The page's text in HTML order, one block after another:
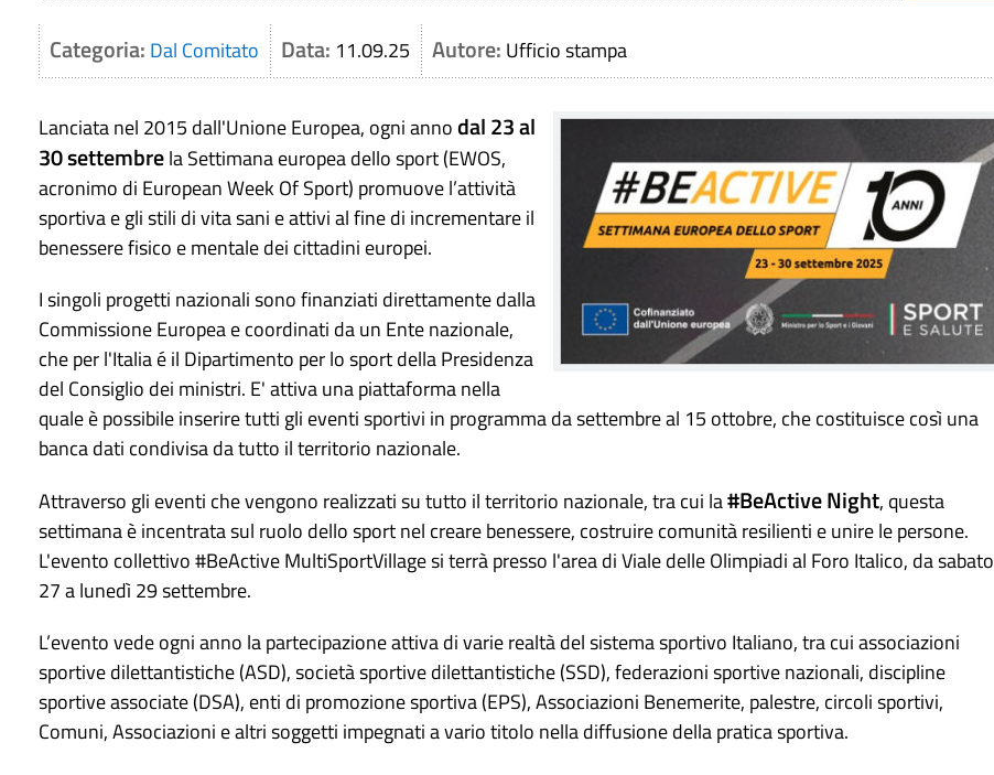
Categoria: Dal Comitato Data: 11.09.25 Autore: Ufficio stampa
Lanciata nel 2015 dall'Unione Europea, ogni annodal 23 al
30 settembrela Settimana europea dello sport (EWOS,
acronimo di European Week Of Sport) promuove l’attività
sportiva e gli stili di vita sani e attivi al fine di incrementare il
benessere fisico e mentale dei cittadini europei.
I singoli progetti nazionali sono finanziati direttamente dalla
Commissione Europea e coordinati da un Ente nazionale,
che per l'Italia é il Dipartimento per lo sport della Presidenza
del Consiglio dei ministri. E' attiva una piattaforma nella
quale è possibile inserire tutti gli eventi sportivi in programma da settembre al 15 ottobre, che costituisce così una
banca dati condivisa da tutto il territorio nazionale.
Attraverso gli eventi che vengono realizzati su tutto il territorio nazionale, tra cui la#BeActive Night, questa
settimana è incentrata sul ruolo dello sport nel creare benessere, costruire comunità resilienti e unire le persone.
L'evento collettivo #BeActive MultiSportVillage si terrà presso l'area di Viale delle Olimpiadi al Foro Italico, da sabato
27 a lunedì 29 settembre.
L’evento vede ogni anno la partecipazione attiva di varie realtà del sistema sportivo Italiano, tra cui associazioni
sportive dilettantistiche (ASD), società sportive dilettantistiche (SSD), federazioni sportive nazionali, discipline
sportive associate (DSA), enti di promozione sportiva (EPS), Associazioni Benemerite, palestre, circoli sportivi,
Comuni, Associazioni e altri soggetti impegnati a vario titolo nella diffusione della pratica sportiva.